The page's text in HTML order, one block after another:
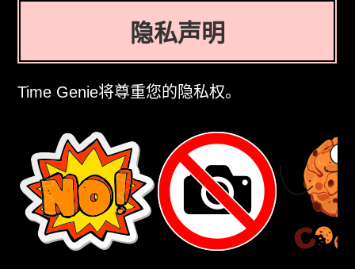
隐私声明
Time Genie将尊重您的隐私权。